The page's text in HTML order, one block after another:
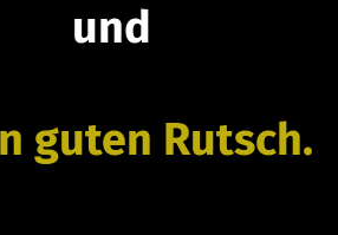
und
guten Rutsch.